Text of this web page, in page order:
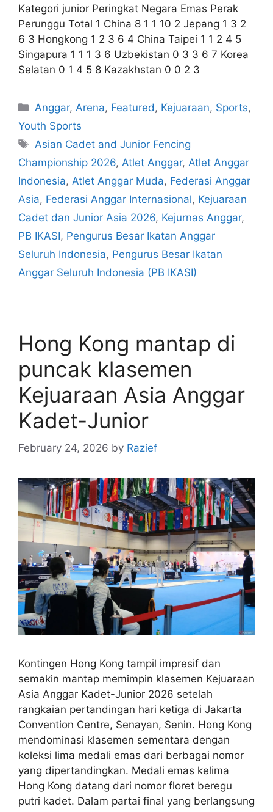
Kategori junior Peringkat Negara Emas Perak
Perunggu Total 1 China 8 1 1 10 2 Jepang 1 3 2
6 3 Hongkong 1 2 3 6 4 China Taipei 1 1 2 4 5
Singapura 1 1 1 3 6 Uzbekistan 0 3 3 6 7 Korea
Selatan 0 1 4 5 8 Kazakhstan 0 0 2 3
Anggar,Arena, Featured, Kejuaraan, Sports,
Youth Sports
Asian Cadet and Junior Fencing
Championship 2026, Atlet Anggar, Atlet Anggar
Indonesia, Atlet Anggar Muda, Federasi Anggar
Asia, Federasi Anggar Internasional, Kejuaraan
Cadet dan Junior Asia 2026, Kejurnas Anggar,
PB IKASI, Pengurus Besar Ikatan Anggar
Seluruh Indonesia, Pengurus Besar Ikatan
Anggar Seluruh Indonesia (PB IKASI)
Hong Kong mantap di
puncak klasemen
Kejuaraan Asia Anggar
Kadet-Junior
February 24, 2026 by Razief
Kontingen Hong Kong tampil impresif dan
semakin mantap memimpin klasemen Kejuaraan
Asia Anggar Kadet-Junior 2026 setelah
rangkaian pertandingan hari ketiga di Jakarta
Convention Centre, Senayan, Senin. Hong Kong
mendominasi klasemen sementara dengan
koleksi lima medali emas dari berbagai nomor
yang dipertandingkan. Medali emas kelima
Hong Kong datang dari nomor floret beregu
putri kadet. Dalam partai final yang berlangsung